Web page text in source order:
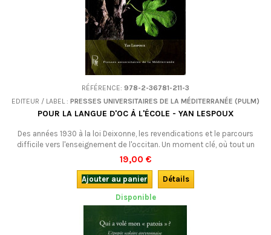
RÉFÉRENCE: 978-2-36781-211-3
EDITEUR / LABEL : PRESSES UNIVERSITAIRES DE LA MÉDITERRANÉE (PULM)
POUR LA LANGUE D'OC À L'ÉCOLE - YAN LESPOUX
Des années 1930 à la loi Deixonne, les revendications et le parcours
difficile vers l'enseignement de l'occitan. Un moment clé, où tout un
système de réseaux se met en place tandis qu'une nouvelle génération
de militants commence à émerger.
19,00 €
Ajouter au panier
Détails
Disponible